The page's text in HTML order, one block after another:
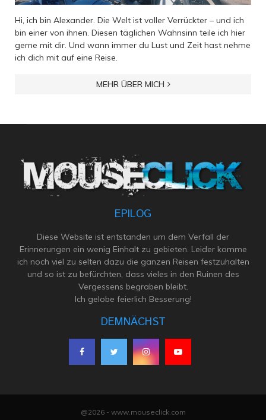
Hi, ich bin Alexander. Die Welt ist voller Verrückter – und ich
bin einer von ihnen. Diesen täglichen Wahnsinn teile ich hier
gerne mit dir. Und wann immer du Lust und Zeit hast nehme
ich dich mit auf eine Reise.
MEHR ÜBER MICH
EPILOG
Diese Website ist entstanden um dem Verfall der
Erinnerungen ein wenig Einhalt zu gebieten. Leider komme
ich noch viel zu selten dazu die ganzen Reisen festzuhalten
und so ist zu befürchten, dass vieles in den Ruinen des
Vergessens begraben bleibt.
Ich gelobe feierlich Besserung!
DEMNÄCHST
@2026 - www.mouseclick.com